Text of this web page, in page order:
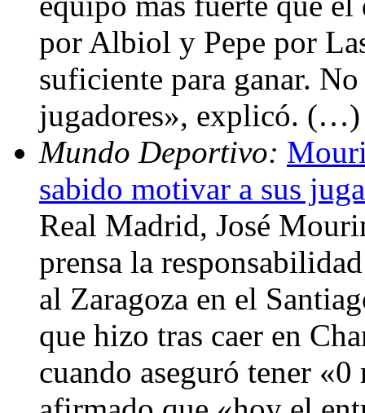
por Albiol y Pepe por
suficiente para ganar.
jugadores», explicó. (…)
Mundo Deportivo:
sabido motivar a sus
Real Madrid, José
prensa la
al Zaragoza en el
que hizo tras caer en
cuando aseguró tener